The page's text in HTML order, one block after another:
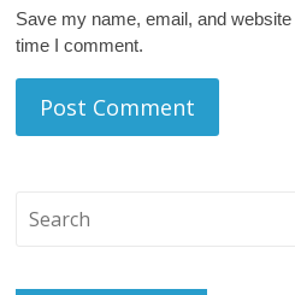
Save my name, email, and
time I comment.